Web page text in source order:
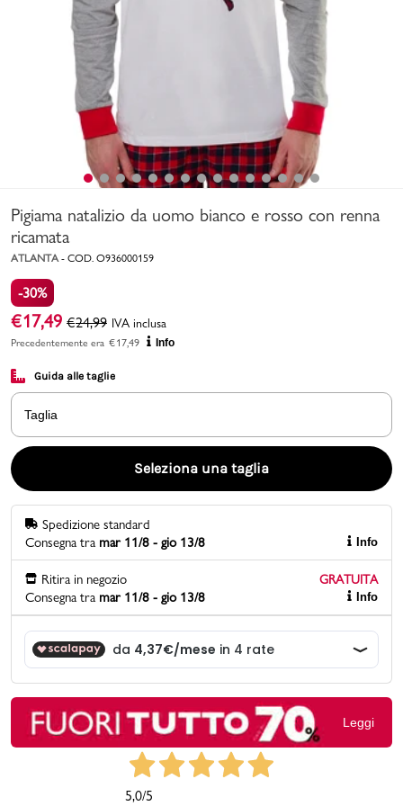
Bambino
Valigie
Marchi
Promo & News
contatti
Gift card
Pigiama natalizio da uomo bianco e rosso con renna
ricamata
ATLANTA - COD. O936000159
-30%
€17,49 €24,99 IVA inclusa
Precedentemente era €17,49 Info
Guida alle taglie
Taglia
Seleziona una taglia
Spedizione standard
Consegna tra mar 11/8 - gio 13/8 Info
Ritira in negozio
GRATUITA
Consegna tra mar 11/8 - gio 13/8 Info
Leggi
5,0/5